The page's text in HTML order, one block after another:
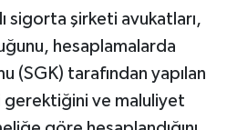
sigorta şirketi avukatları,
hesaplamalarda
(SGK) tarafından yapılan
ve maluliyet